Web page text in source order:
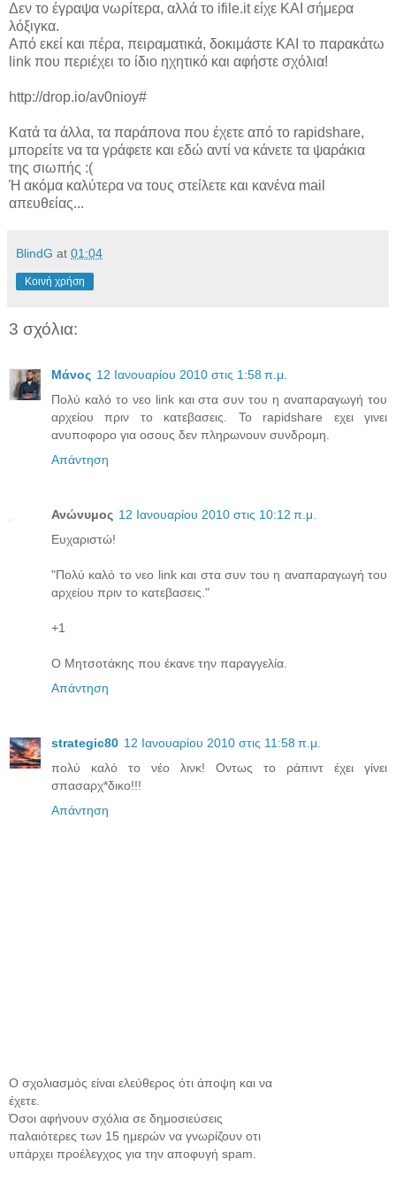
Δεν το έγραψα νωρίτερα, αλλά το ifile.it είχε ΚΑΙ σήμερα
λόξιγκα.
Aπό εκεί και πέρα, πειραματικά, δοκιμάστε ΚΑΙ το παρακάτω
link που περιέχει το ίδιο ηχητικό και αφήστε σχόλια!
http://drop.io/av0nioy#
Κατά τα άλλα, τα παράπονα που έχετε από το rapidshare,
μπορείτε να τα γράφετε και εδώ αντί να κάνετε τα ψαράκια
της σιωπής :(
Ή ακόμα καλύτερα να τους στείλετε και κανένα mail
απευθείας...
BlindG at 01:04
Κοινή χρήση
3 σχόλια:
Μάνος 12 Ιανουαρίου 2010 στις 1:58 π.μ.
Πολύ καλό το νεο link και στα συν του η αναπαραγωγή του
αρχείου πριν το κατεβασεις. To rapidshare εχει γινει
ανυποφορο για οσους δεν πληρωνουν συνδρομη.
Απάντηση
Ανώνυμος 12 Ιανουαρίου 2010 στις 10:12 π.μ.
Ευχαριστώ!
"Πολύ καλό το νεο link και στα συν του η αναπαραγωγή του
αρχείου πριν το κατεβασεις."
+1
Ο Μητσοτάκης που έκανε την παραγγελία.
Απάντηση
strategic80 12 Ιανουαρίου 2010 στις 11:58 π.μ.
πολύ καλό το νέο λινκ! Οντως το ράπιντ έχει γίνει
σπασαρχ*δικο!!!
Απάντηση
Ο σχολιασμός είναι ελεύθερος ότι άποψη και να
έχετε.
Όσοι αφήνουν σχόλια σε δημοσιεύσεις
παλαιότερες των 15 ημερών να γνωρίζουν οτι
υπάρχει προέλεγχος για την αποφυγή spam.